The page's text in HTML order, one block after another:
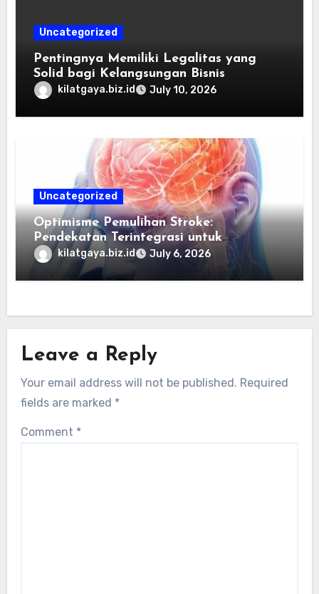
Uncategorized
Pentingnya Memiliki Legalitas yang
Solid bagi Kelangsungan Bisnis
kilatgaya.biz.id July 10, 2026
Uncategorized
Optimisme Pemulihan Stroke:
Pendekatan Terintegrasi untuk
Mengembalikan Kualitas Hidup Guna
Memulihkan Kepercayaan Diri Pasien
Melalui Dukungan Nutrisi dan Stimulasi
kilatgaya.biz.id July 6, 2026
Leave a Reply
Your email address will not be published. Required
fields are marked *
Comment *